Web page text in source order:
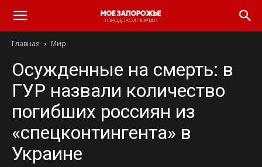
Главная Мир
Осужденные на смерть: в
ГУР назвали количество
погибших россиян из
«спецконтингента» в
Украине